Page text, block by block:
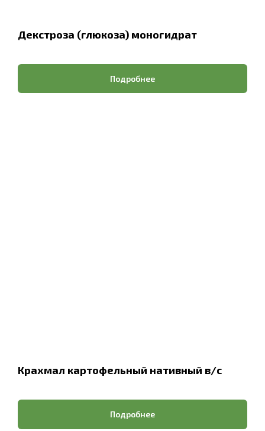
Декстроза (глюкоза) моногидрат
Подробнее
Крахмал картофельный нативный в/с
Подробнее